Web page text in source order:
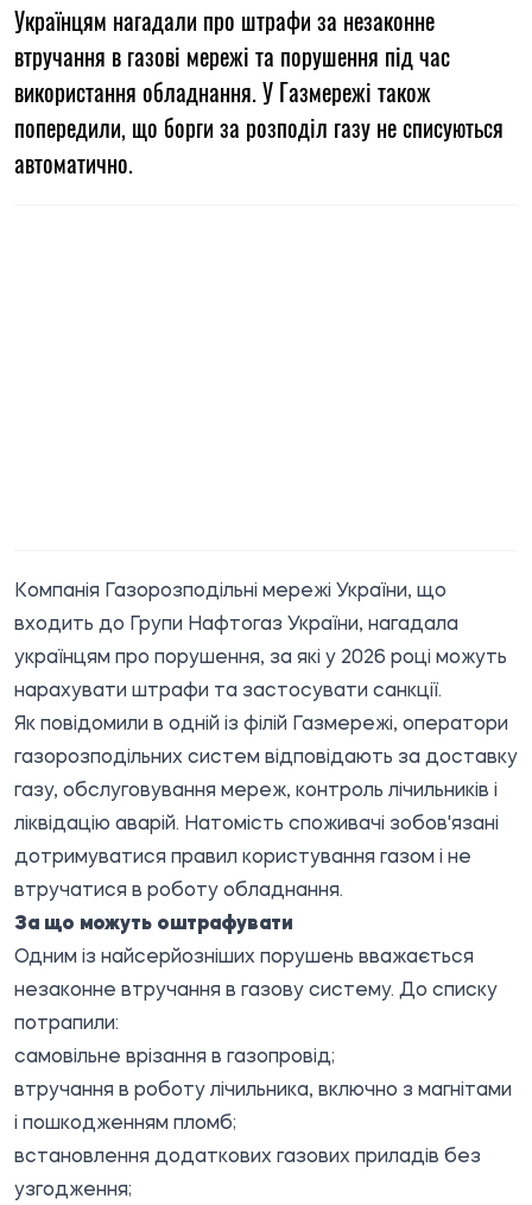
Українцям нагадали про штрафи за незаконне
втручання в газові мережі та порушення під час
використання обладнання. У Газмережі також
попередили, що борги за розподіл газу не списуються
автоматично.
Компанія Газорозподільні мережі України, що
входить до Групи Нафтогаз України, нагадала
українцям про порушення, за які у 2026 році можуть
нарахувати штрафи та застосувати санкції.
Як повідомили в одній із філій Газмережі, оператори
газорозподільних систем відповідають за доставку
газу, обслуговування мереж, контроль лічильників і
ліквідацію аварій. Натомість споживачі зобов'язані
дотримуватися правил користування газом і не
втручатися в роботу обладнання.
За що можуть оштрафувати
Одним із найсерйозніших порушень вважається
незаконне втручання в газову систему. До списку
потрапили:
самовільне врізання в газопровід;
втручання в роботу лічильника, включно з магнітами
і пошкодженням пломб;
встановлення додаткових газових приладів без
узгодження;